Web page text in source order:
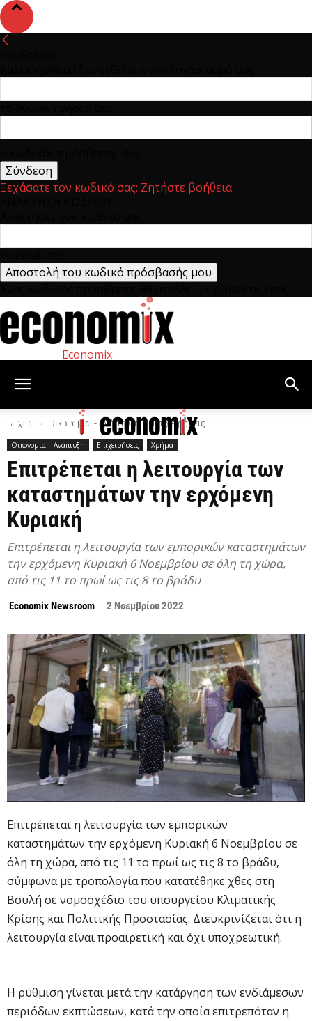
Ξεχάσατε τον κωδικό σας; Ζητήστε βοήθεια
Economix
Αρχική Οικονομία – Ανάπτυξη Επιχειρήσεις
Οικονομία – Ανάπτυξη Επιχειρήσεις Χρήμα
Επιτρέπεται η λειτουργία των
καταστημάτων την ερχόμενη
Κυριακή
Επιτρέπεται η λειτουργία των εμπορικών καταστημάτων
την ερχόμενη Κυριακή 6 Νοεμβρίου σε όλη τη χώρα,
από τις 11 το πρωί ως τις 8 το βράδυ
Economix Newsroom 2 Νοεμβρίου 2022
Επιτρέπεται η λειτουργία των εμπορικών
καταστημάτων την ερχόμενη Κυριακή 6 Νοεμβρίου σε
όλη τη χώρα, από τις 11 το πρωί ως τις 8 το βράδυ,
σύμφωνα με τροπολογία που κατατέθηκε χθες στη
Βουλή σε νομοσχέδιο του υπουργείου Κλιματικής
Κρίσης και Πολιτικής Προστασίας. Διευκρινίζεται ότι η
λειτουργία είναι προαιρετική και όχι υποχρεωτική.
Η ρύθμιση γίνεται μετά την κατάργηση των ενδιάμεσων
περιόδων εκπτώσεων, κατά την οποία επιτρεπόταν η